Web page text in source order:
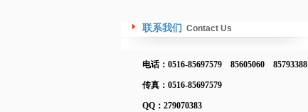
联系我们 Contact Us
电话：0516-85697579 85605060 85793388
传真：0516-85697579
QQ：279070383